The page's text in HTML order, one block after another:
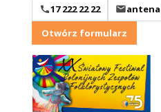
17 222 22 22
Otwórz formularz